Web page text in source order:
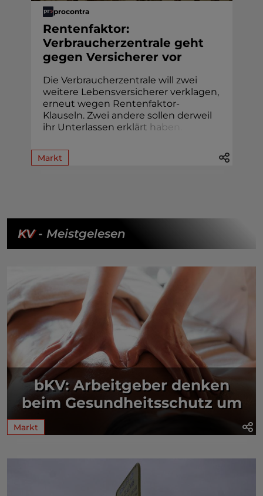
procontra
Rentenfaktor:
Verbraucherzentrale geht
gegen Versicherer vor
Die Verbraucherzentrale will zwei
weitere Lebensversicherer verklagen,
erneut wegen Rentenfaktor-
Klauseln. Zwei andere sollen derweil
ihr Unterlassen erklärt habe
Markt
KV- Meistgelesen
bKV: Arbeitgeber denken
beim Gesundheitsschutz um
Markt